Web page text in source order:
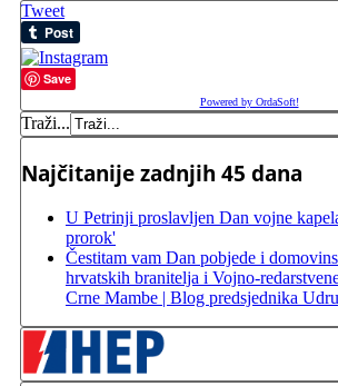
Tweet
Save
Powered by OrdaSoft!
Traži...
Najčitanije zadnjih 45 dana
U Petrinji proslavljen Dan vojne
prorok'
Čestitam vam Dan pobjede i
hrvatskih branitelja i Vojno-
Crne Mambe | Blog predsjednika